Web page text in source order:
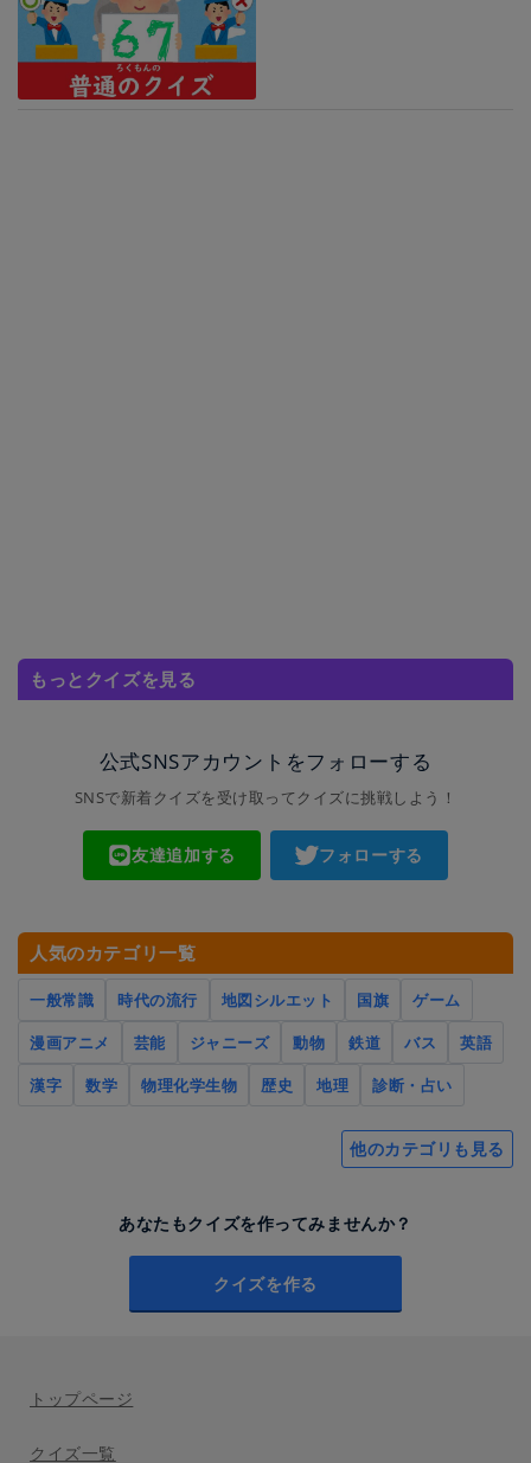
もっとクイズを見る
公式SNSアカウントをフォローする
SNSで新着クイズを受け取ってクイズに挑戦しよう！
友達追加する フォローする
人気のカテゴリ一覧
一般常識 時代の流行 地図シルエット 国旗
ゲーム
漫画アニメ
芸能 ジャニーズ 動物 鉄道 バス
英語
漢字
数学 物理化学生物 歴史 地理 診断・占い
他のカテゴリも見る
あなたもクイズを作ってみませんか？
クイズを作る
トップページ
クイズ一覧